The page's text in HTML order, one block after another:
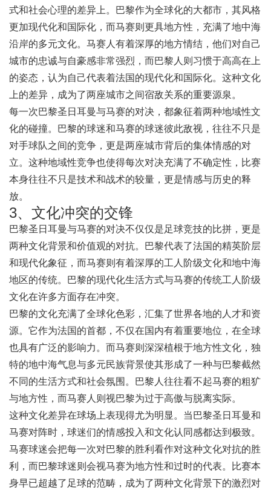
式和社会心理的差异上。巴黎作为全球化的大都市，其风格
更加现代化和国际化，而马赛则更具地方性，充满了地中海
沿岸的多元文化。马赛人有着深厚的地方情结，他们对自己
城市的忠诚与自豪感非常强烈，而巴黎人则习惯于高高在上
的姿态，认为自己代表着法国的现代化和国际化。这种文化
上的差异，成为了两座城市之间宿敌关系的重要源泉。
每一次巴黎圣日耳曼与马赛的对决，都象征着两种地域性文
化的碰撞。巴黎的球迷和马赛的球迷彼此敌视，往往不只是
对手球队之间的竞争，更是两座城市背后的集体情感的对
立。这种地域性竞争也使得每次对决充满了不确定性，比赛
本身往往不只是技术和战术的较量，更是情感与历史的释
放。
3、文化冲突的交锋
巴黎圣日耳曼与马赛的对决不仅仅是足球竞技的比拼，更是
两种文化背景和价值观的对抗。巴黎代表了法国的精英阶层
和现代化象征，而马赛则有着深厚的工人阶级文化和地中海
地区的传统。巴黎的现代化生活方式与马赛的传统工人阶级
文化在许多方面存在冲突。
巴黎的文化充满了全球化色彩，汇集了世界各地的人才和资
源。它作为法国的首都，不仅在国内有着重要地位，在全球
也具有广泛的影响力。而马赛则深深植根于地方性文化，独
特的地中海气息与多元民族背景使其形成了一种与巴黎截然
不同的生活方式和社会氛围。巴黎人往往看不起马赛的粗犷
与地方性，而马赛人则视巴黎为过于高傲与脱离实际。
这种文化差异在球场上表现得尤为明显。当巴黎圣日耳曼和
马赛对阵时，球迷们的情感投入和文化认同感都达到极致。
马赛球迷会把每一次对巴黎的胜利看作对这种文化对抗的胜
利，而巴黎球迷则会视马赛为地方性和过时的代表。比赛本
身早已超越了足球的范畴，成为了两种文化背景下的激烈对